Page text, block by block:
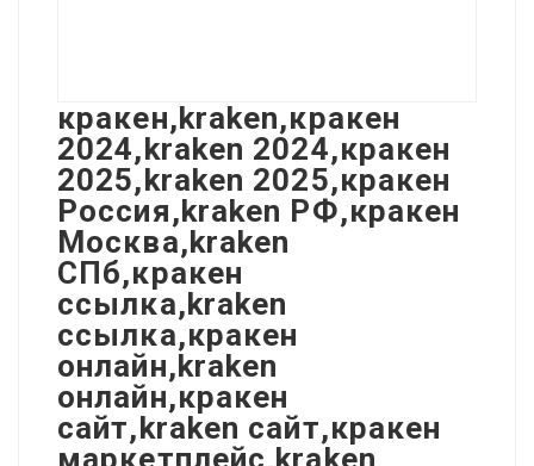
кракен,kraken,кракен
2024,kraken 2024,кракен
2025,kraken 2025,кракен
Россия,kraken РФ,кракен
Москва,kraken
СПб,кракен
ссылка,kraken
ссылка,кракен
онлайн,kraken
онлайн,кракен
сайт,kraken сайт,кракен
маркетплейс,kraken